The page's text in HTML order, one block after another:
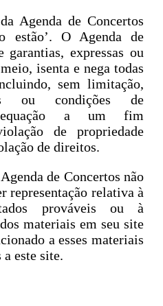
Agenda de Concertos
estão’. O Agenda de
garantias, expressas ou
isenta e nega todas
sem limitação,
ou condições de
a um fim
de propriedade
de direitos.
de Concertos não
representação relativa à
prováveis ou à
materiais em seu site
a esses materiais
este site.